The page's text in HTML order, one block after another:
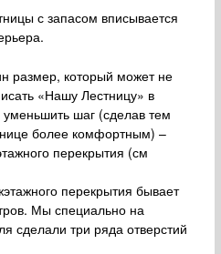
с запасом вписывается
размер, который может не
«Нашу Лестницу» в
шаг (сделав тем
более комфортным) –
перекрытия (см
перекрытия бывает
Мы специально на
сделали три ряда отверстий